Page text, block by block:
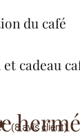
du café
cadeau
(8avis client)